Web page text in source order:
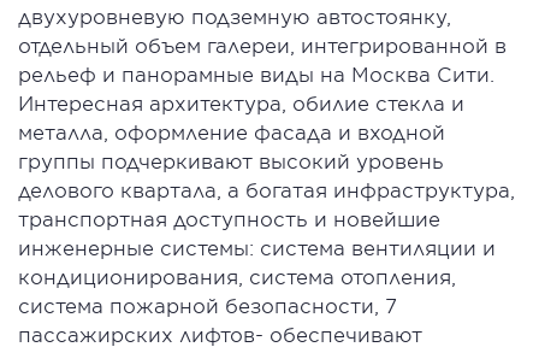
двухуровневую подземную автостоянку,
отдельный объем галереи, интегрированной в
рельеф и панорамные виды на Москва Сити.
Интересная архитектура, обилие стекла и
металла, оформление фасада и входной
группы подчеркивают высокий уровень
делового квартала, а богатая инфраструктура,
транспортная доступность и новейшие
инженерные системы: система вентиляции и
кондиционирования, система отопления,
система пожарной безопасности, 7
пассажирских лифтов- обеспечивают